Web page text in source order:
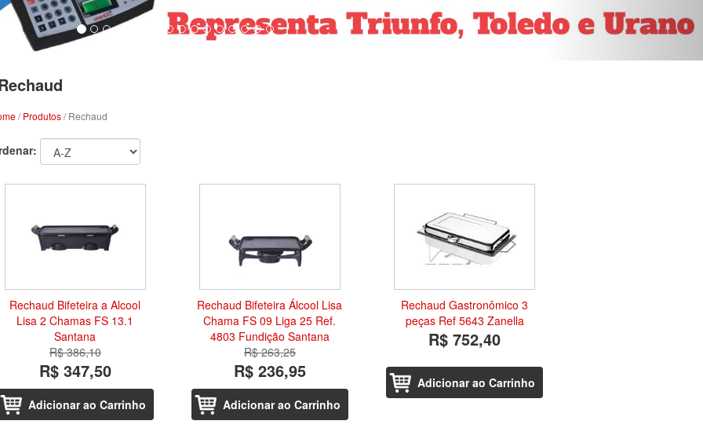
/Produtos/ Rechaud
Rechaud Bifeteira a Alcool
Lisa 2 Chamas FS 13.1
Santana
R$ 386,10
R$ 347,50
Adicionar ao Carrinho
Rechaud Bifeteira Álcool Lisa
Chama FS 09 Liga 25 Ref.
4803 Fundição Santana
R$ 263,25
R$ 236,95
Adicionar ao Carrinho
Rechaud Gastronômico 3
peças Ref 5643 Zanella
R$ 752,40
Adicionar ao Carrinho